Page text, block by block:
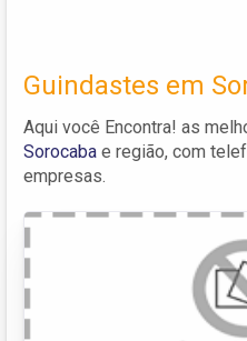
Guindastes em
Aqui você Encontra! as
Sorocaba e região, com
empresas.